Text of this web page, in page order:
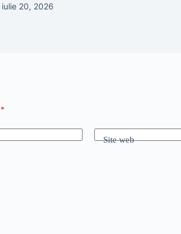
iulie 20, 2026
*
Site web